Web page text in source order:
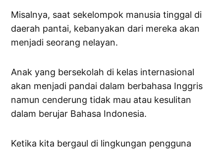
Misalnya, saat sekelompok manusia tinggal di
daerah pantai, kebanyakan dari mereka akan
menjadi seorang nelayan.
Anak yang bersekolah di kelas internasional
akan menjadi pandai dalam berbahasa Inggris
namun cenderung tidak mau atau kesulitan
dalam berujar Bahasa Indonesia.
Ketika kita bergaul di lingkungan pengguna